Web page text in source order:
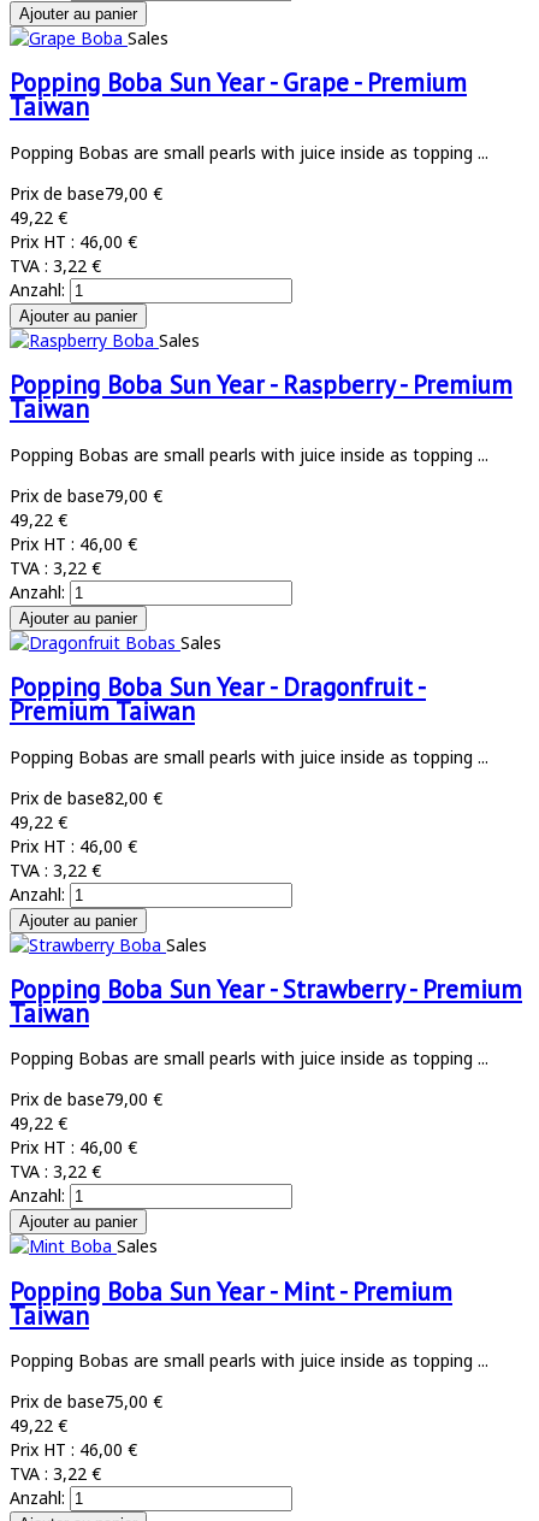
Sales
Popping Boba Sun Year - Grape - Premium
Taiwan
Popping Bobas are small pearls with juice inside as topping ...
Prix de base79,00 €
49,22 €
Prix HT : 46,00 €
TVA : 3,22 €
Anzahl:
Sales
Popping Boba Sun Year - Raspberry - Premium
Taiwan
Popping Bobas are small pearls with juice inside as topping ...
Prix de base79,00 €
49,22 €
Prix HT : 46,00 €
TVA : 3,22 €
Anzahl:
Sales
Popping Boba Sun Year - Dragonfruit -
Premium Taiwan
Popping Bobas are small pearls with juice inside as topping ...
Prix de base82,00 €
49,22 €
Prix HT : 46,00 €
TVA : 3,22 €
Anzahl:
Sales
Popping Boba Sun Year - Strawberry - Premium
Taiwan
Popping Bobas are small pearls with juice inside as topping ...
Prix de base79,00 €
49,22 €
Prix HT : 46,00 €
TVA : 3,22 €
Anzahl:
Sales
Popping Boba Sun Year - Mint - Premium
Taiwan
Popping Bobas are small pearls with juice inside as topping ...
Prix de base75,00 €
49,22 €
Prix HT : 46,00 €
TVA : 3,22 €
Anzahl: